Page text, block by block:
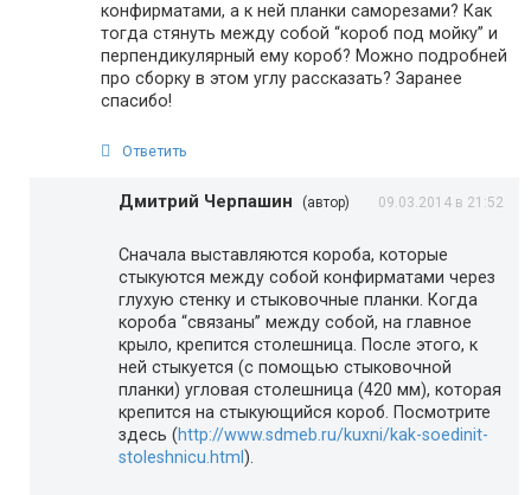
конфирматами, а к ней планки саморезами? Как
тогда стянуть между собой “короб под мойку” и
перпендикулярный ему короб? Можно подробней
про сборку в этом углу рассказать? Заранее
спасибо!
Ответить
Дмитрий Черпашин (автор) 09.03.2014 в 21:52
Сначала выставляются короба, которые
стыкуются между собой конфирматами через
глухую стенку и стыковочные планки. Когда
короба “связаны” между собой, на главное
крыло, крепится столешница. После этого, к
ней стыкуется (с помощью стыковочной
планки) угловая столешница (420 мм), которая
крепится на стыкующийся короб. Посмотрите
здесь (http://www.sdmeb.ru/kuxni/kak-soedinit-
stoleshnicu.html ).